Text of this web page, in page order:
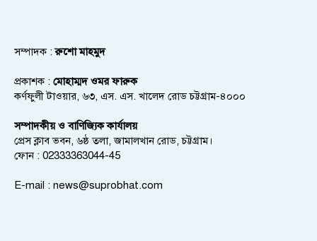
সম্পাদক :রুশো মাহমুদ
প্রকাশক : মোহাম্মদ ওমর ফারুক
কর্ণফুলী টাওয়ার, ৬৩, এস. এস. খালেদ রোড চট্টগ্রাম-৪০০০
সম্পাদকীয় ও বাণিজ্যিক কার্যালয়
প্রেস ক্লাব ভবন, ৬ষ্ঠ তলা, জামালখান রোড, চট্টগ্রাম।
ফোন : 02333363044-45
E-mail : news@suprobhat.com